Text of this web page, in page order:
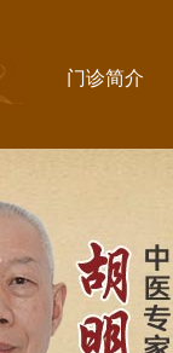
门诊简介